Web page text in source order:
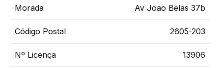
Morada Av Joao Belas 37b
Código Postal 2605-203
Nº Licença 13906